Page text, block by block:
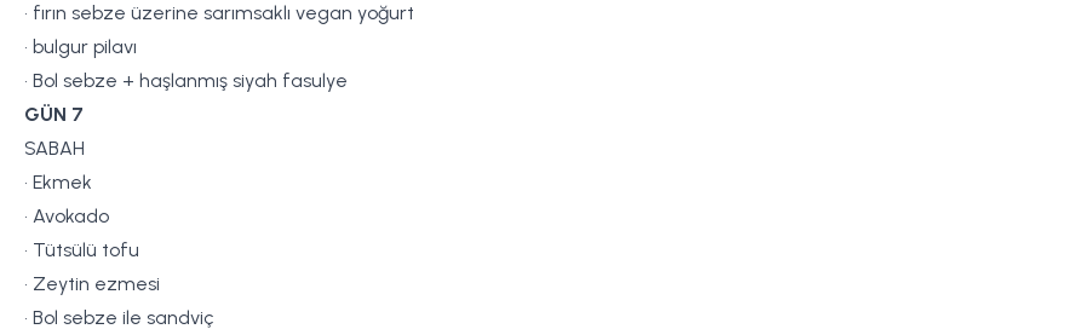
• fırın sebze üzerine sarımsaklı vegan yoğurt
• bulgur pilavı
• Bol sebze + haşlanmış siyah fasulye
GÜN 7
SABAH
• Ekmek
• Avokado
• Tütsülü tofu
• Zeytin ezmesi
• Bol sebze ile sandviç